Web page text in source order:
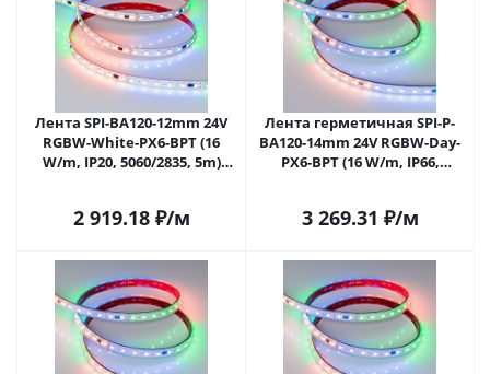
Лента SPI-BA120-12mm 24V
RGBW-White-PX6-BPT (16
W/m, IP20, 5060/2835, 5m)
2 919.18₽/м
Лента герметичная SPI-P-
BA120-14mm 24V RGBW-Day-
PX6-BPT (16 W/m, IP66,
Самаре
3 269.31 ₽/м